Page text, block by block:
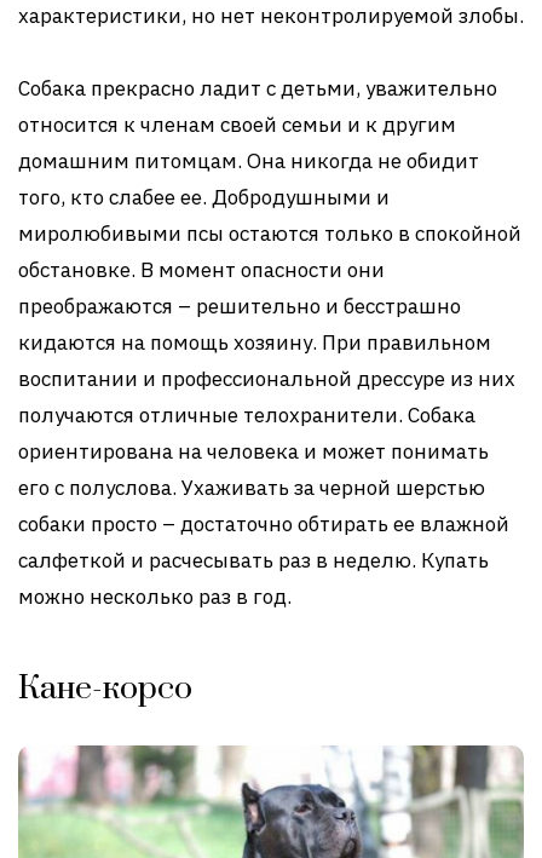
характеристики, но нет неконтролируемой злобы.
Собака прекрасно ладит с детьми, уважительно
относится к членам своей семьи и к другим
домашним питомцам. Она никогда не обидит
того, кто слабее ее. Добродушными и
миролюбивыми псы остаются только в спокойной
обстановке. В момент опасности они
преображаются – решительно и бесстрашно
кидаются на помощь хозяину. При правильном
воспитании и профессиональной дрессуре из них
получаются отличные телохранители. Собака
ориентирована на человека и может понимать
его с полуслова. Ухаживать за черной шерстью
собаки просто – достаточно обтирать ее влажной
салфеткой и расчесывать раз в неделю. Купать
можно несколько раз в год.
Кане-корсо